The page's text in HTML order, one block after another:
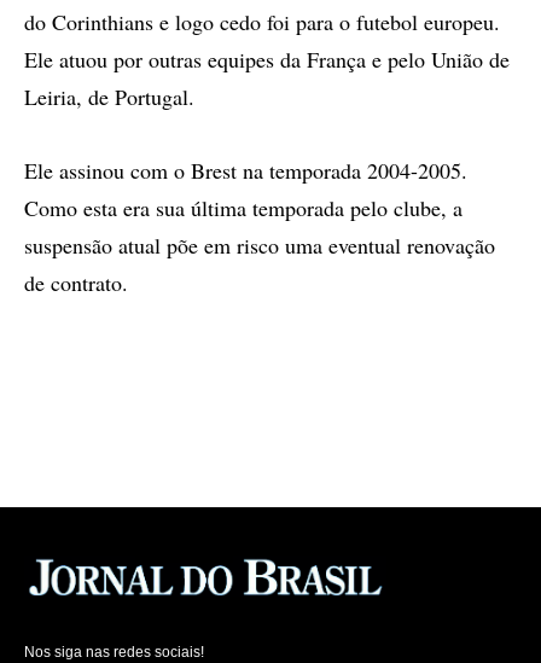
do Corinthians e logo cedo foi para o futebol europeu.
Ele atuou por outras equipes da França e pelo União de
Leiria, de Portugal.
Ele assinou com o Brest na temporada 2004-2005.
Como esta era sua última temporada pelo clube, a
suspensão atual põe em risco uma eventual renovação
de contrato.
Nos siga nas redes sociais!